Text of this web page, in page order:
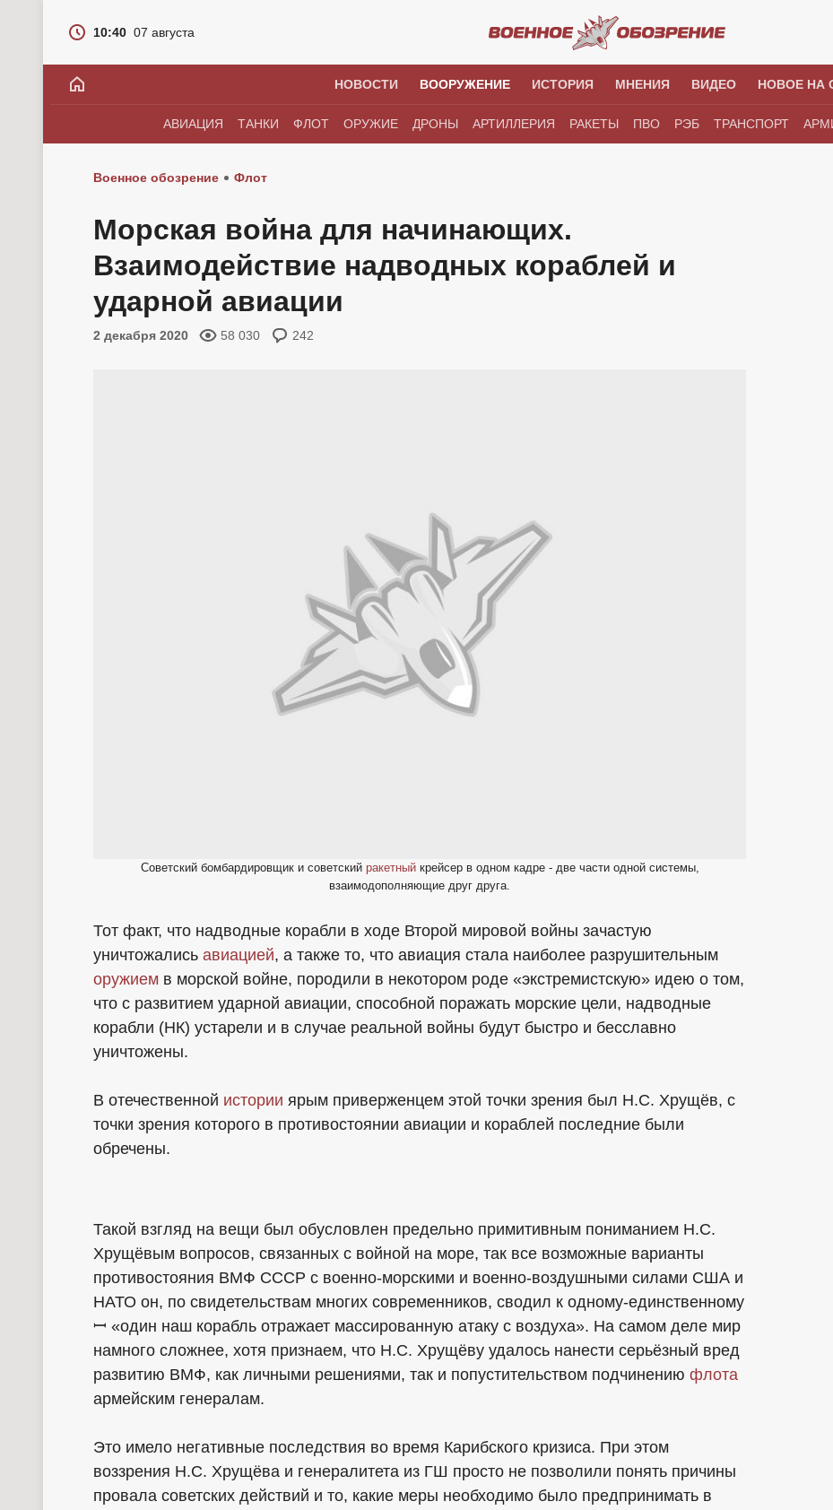
10:40 07 августа
НОВОСТИ ВООРУЖЕНИЕ ИСТОРИЯ МНЕНИЯ ВИДЕО НОВОЕ НА
АВИАЦИЯ ТАНКИ ФЛОТ ОРУЖИЕ ДРОНЫ АРТИЛЛЕРИЯ РАКЕТЫ ПВО РЭБ ТРАНСПОРТ
Военное обозрение Флот
Морская война для начинающих.
Взаимодействие надводных кораблей и
ударной авиации
2 декабря 2020 58 030 242
Советский бомбардировщик и советский ракетныйкрейсер в одном кадре - две части одной системы,
взаимодополняющие друг друга.
Тот факт, что надводные корабли в ходе Второй мировой войны зачастую
уничтожались авиацией, а также то, что авиация стала наиболее разрушительным
оружием в морской войне, породили в некотором роде «экстремистскую» идею о том,
что с развитием ударной авиации, способной поражать морские цели, надводные
корабли (НК) устарели и в случае реальной войны будут быстро и бесславно
уничтожены.
В отечественной истории ярым приверженцем этой точки зрения был Н.С. Хрущёв, с
точки зрения которого в противостоянии авиации и кораблей последние были
обречены.
Такой взгляд на вещи был обусловлен предельно примитивным пониманием Н.С.
Хрущёвым вопросов, связанных с войной на море, так все возможные варианты
противостояния ВМФ СССР с военно-морскими и военно-воздушными силами США и
НАТО он, по свидетельствам многих современников, сводил к одному-единственному
ꟷ «один наш корабль отражает массированную атаку с воздуха». На самом деле мир
намного сложнее, хотя признаем, что Н.С. Хрущёву удалось нанести серьёзный вред
развитию ВМФ, как личными решениями, так и попустительством подчинению флота
армейским генералам.
Это имело негативные последствия во время Карибского кризиса. При этом
воззрения Н.С. Хрущёва и генералитета из ГШ просто не позволили понять причины
провала советских действий и то, какие меры необходимо было предпринимать в